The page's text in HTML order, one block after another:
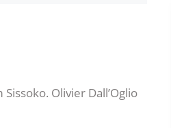
Olivier Dall’Oglio